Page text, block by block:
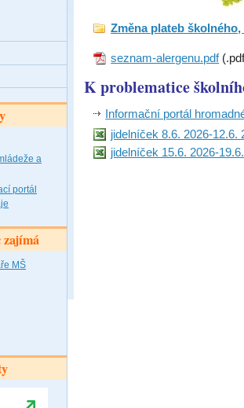
a
portál
zajímá
MŠ
Změna plateb
seznam-alergenu.pdf
K problematice
Informační portál
jidelníček 8.6. 2026-12.6.
jidelníček 15.6. 2026-